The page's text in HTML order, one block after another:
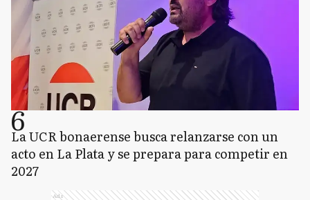
6
La UCR bonaerense busca relanzarse con un
acto en La Plata y se prepara para competir en
2027
Ads